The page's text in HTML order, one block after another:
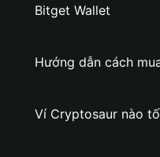
Bitget Wallet
Hướng dẫn cách
Ví Cryptosaur nào